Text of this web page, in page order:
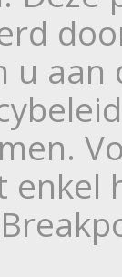
u aan
enkel